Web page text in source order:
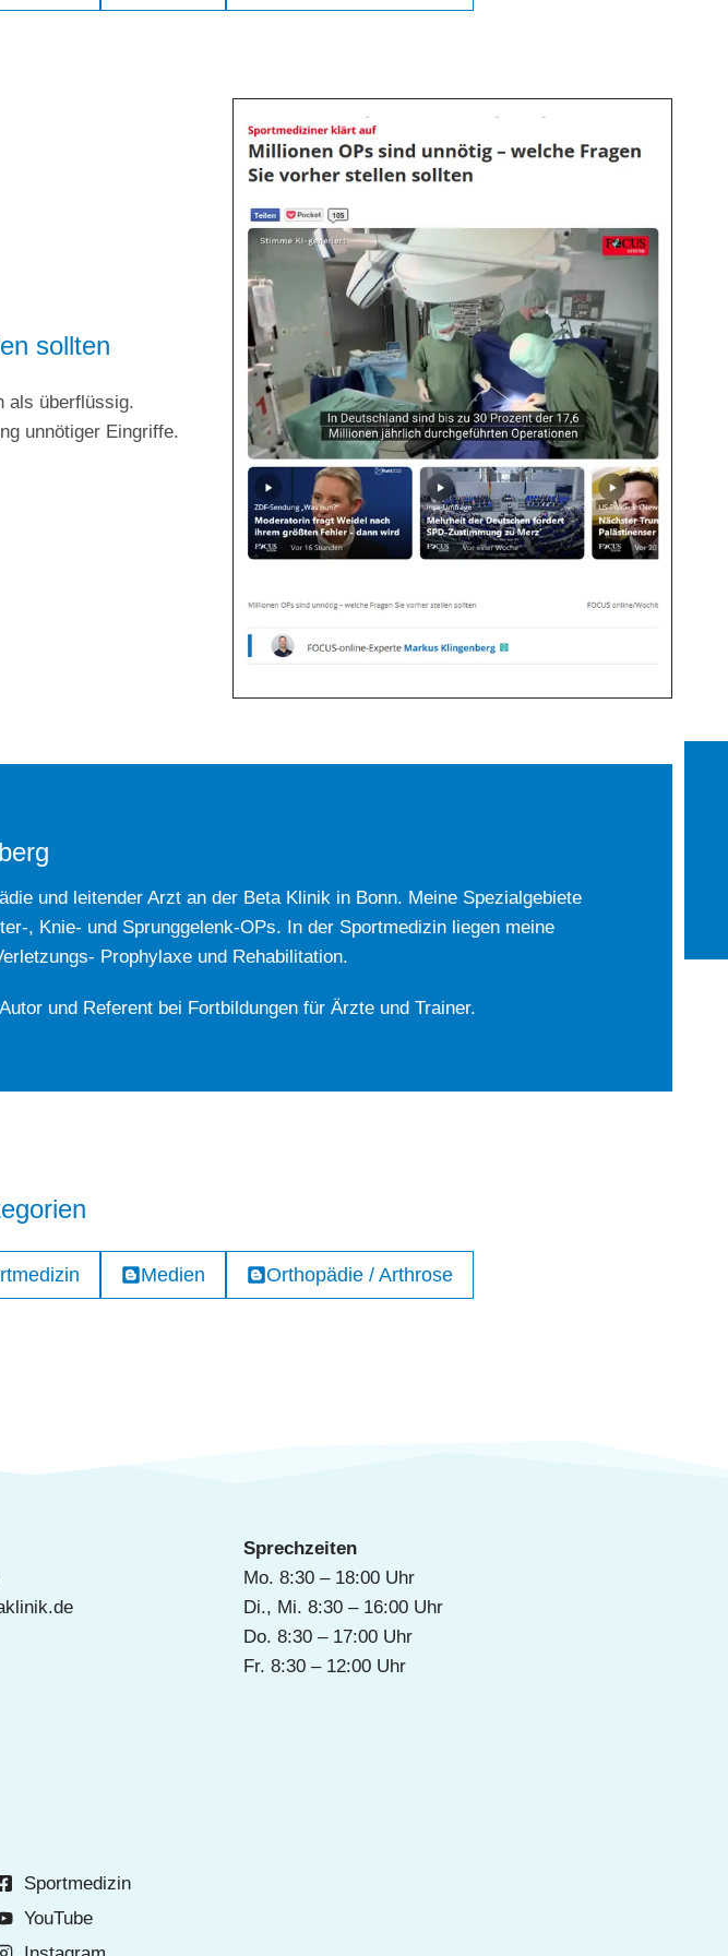
sollten
als überflüssig.
unnötiger Eingriffe.
und leitender Arzt an der Beta Klinik in Bonn. Meine Spezialgebiete
, Knie- und Sprunggelenk-OPs. In der Sportmedizin liegen meine
Prophylaxe und Rehabilitation.
und Referent bei Fortbildungen für Ärzte und Trainer.
Medien Orthopädie / Arthrose
Sprechzeiten
Mo. 8:30 – 18:00 Uhr
Di., Mi. 8:30 – 16:00 Uhr
Do. 8:30 – 17:00 Uhr
Fr. 8:30 – 12:00 Uhr
Sportmedizin
YouTube